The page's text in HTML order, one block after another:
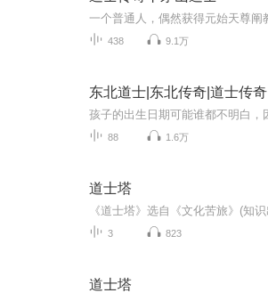
438 9.1万
东北道士|东北传奇|道士传奇
88 1.6万
道士塔
3 823
道士塔